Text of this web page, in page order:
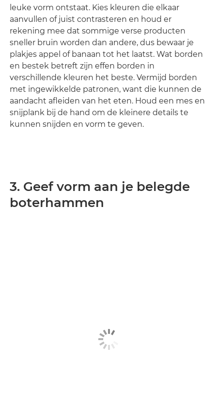
leuke vorm ontstaat. Kies kleuren die elkaar
aanvullen of juist contrasteren en houd er
rekening mee dat sommige verse producten
sneller bruin worden dan andere, dus bewaar je
plakjes appel of banaan tot het laatst. Wat borden
en bestek betreft zijn effen borden in
verschillende kleuren het beste. Vermijd borden
met ingewikkelde patronen, want die kunnen de
aandacht afleiden van het eten. Houd een mes en
snijplank bij de hand om de kleinere details te
kunnen snijden en vorm te geven.
3. Geef vorm aan je belegde
boterhammen